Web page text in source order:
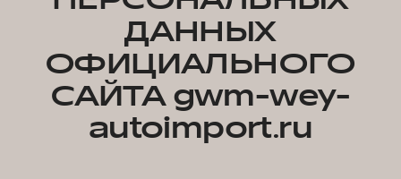
ДАННЫХ
ОФИЦИАЛЬНОГО
САЙТА gwm-wey-
autoimport.ru